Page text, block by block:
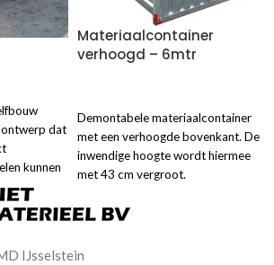
dat
kunnen
en
Materiaalcontainer
verhoogd – 6mtr
Demontabele materiaalcontainer
met een verhoogde bovenkant. De
inwendige hoogte wordt hiermee
met 43 cm vergroot.
IJsselstein